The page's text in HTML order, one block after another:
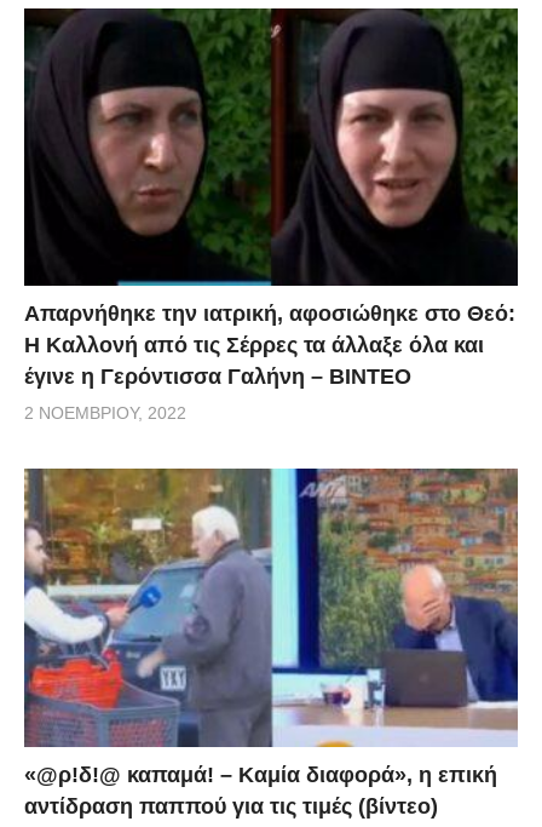
Απαρνήθηκε την ιατρική, αφοσιώθηκε στο Θεό:
Η Καλλονή από τις Σέρρες τα άλλαξε όλα και
έγινε η Γερόντισσα Γαλήνη – ΒΙΝΤΕΟ
2 ΝΟΕΜΒΡΊΟΥ, 2022
«@ρ!δ!@ καπαμά! – Καμία διαφορά», η επική
αντίδραση παππού για τις τιμές (βίντεο)